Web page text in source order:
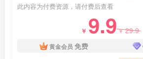
此内容为付费资源，请付费后查看
￥ 9.9￥29.9
黄金会员 免费